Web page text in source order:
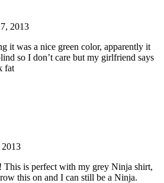
2013
it was a nice green color, apparently it
so I don’t care but my girlfriend says
fat
This is perfect with my grey Ninja shirt,
this on and I can still be a Ninja.